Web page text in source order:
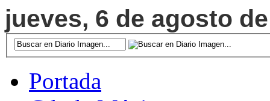
jueves, 6 de agosto
Portada